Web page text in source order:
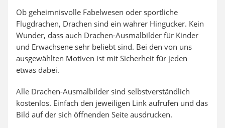
Ob geheimnisvolle Fabelwesen oder sportliche
Flugdrachen, Drachen sind ein wahrer Hingucker. Kein
Wunder, dass auch Drachen-Ausmalbilder für Kinder
und Erwachsene sehr beliebt sind. Bei den von uns
ausgewählten Motiven ist mit Sicherheit für jeden
etwas dabei.
Alle Drachen-Ausmalbilder sind selbstverständlich
kostenlos. Einfach den jeweiligen Link aufrufen und das
Bild auf der sich öffnenden Seite ausdrucken.